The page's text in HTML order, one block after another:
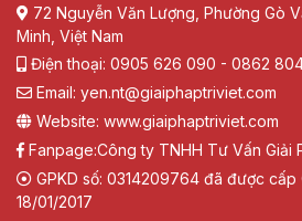
72 Nguyễn Văn Lượng, Phường Gò
Minh, Việt Nam
Điện thoại: 0905 626 090 - 0862
Email: yen.nt@giaiphaptriviet.com
Website: www.giaiphaptriviet.com
Fanpage:Công ty TNHH Tư Vấn Giải
GPKD số: 0314209764 đã được cấp
18/01/2017